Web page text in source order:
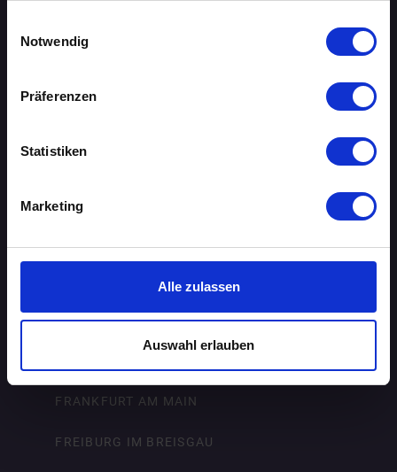
Notwendig
Präferenzen
Statistiken
Marketing
Alle zulassen
Auswahl erlauben
AACHEN
BIELEFELD
DRESDEN
FRANKFURT AM MAIN
FREIBURG IM BREISGAU